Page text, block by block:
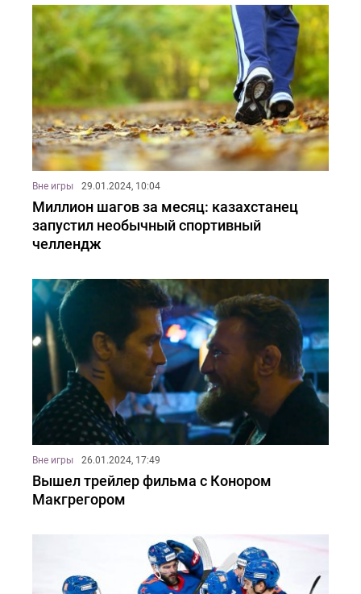
Вне игры 29.01.2024, 10:04
Миллион шагов за месяц: казахстанец
запустил необычный спортивный
челлендж
Вне игры 26.01.2024, 17:49
Вышел трейлер фильма с Конором
Макгрегором